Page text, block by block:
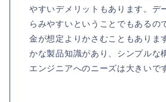
やすいデメリットもあります。デ
らみやすいということでもあるの
金が想定よりかさむこともありま
かな製品知識があり、シンプルな
エンジニアへのニーズは大きいで